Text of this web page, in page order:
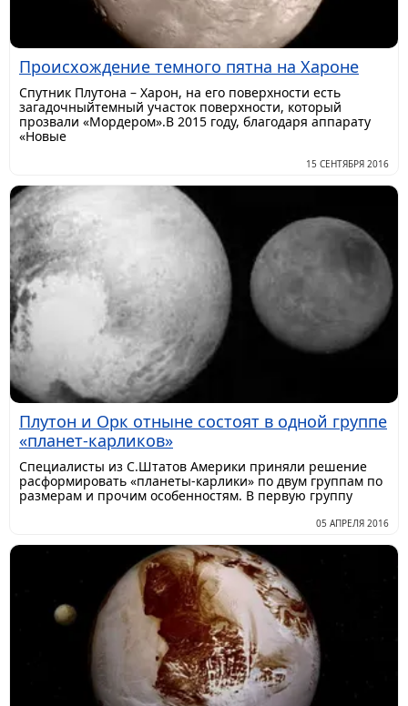
Происхождение темного пятна на Хароне
Спутник Плутона – Харон, на его поверхности есть
загадочныйтемный участок поверхности, который
прозвали «Мордером».В 2015 году, благодаря аппарату
«Новые
15 СЕНТЯБРЯ 2016
Плутон и Орк отныне состоят в одной группе
«планет-карликов»
Специалисты из С.Штатов Америки приняли решение
расформировать «планеты-карлики» по двум группам по
размерам и прочим особенностям. В первую группу
05 АПРЕЛЯ 2016